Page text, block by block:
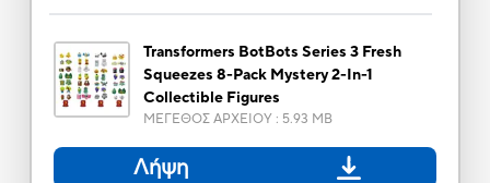
Transformers BotBots Series 3 Fresh
Squeezes 8-Pack Mystery 2-In-1
Collectible Figures
ΜΕΓΕΘΟΣ ΑΡΧΕΙΟΥ: 5.93 MB
Λήψη